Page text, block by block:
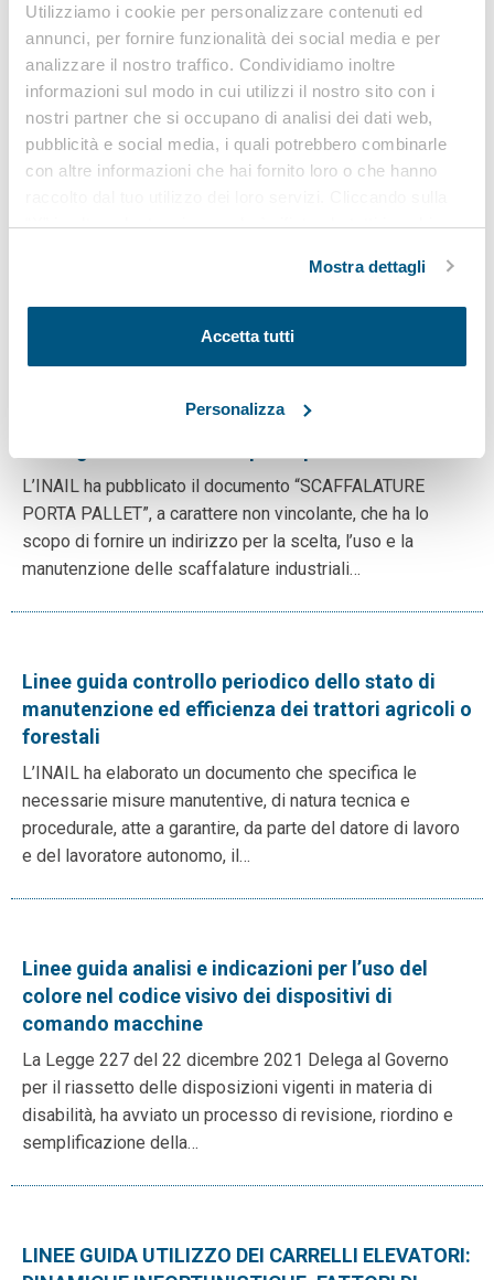
Utilizziamo i cookie per personalizzare contenuti ed
annunci, per fornire funzionalità dei social media e per
analizzare il nostro traffico. Condividiamo inoltre
informazioni sul modo in cui utilizzi il nostro sito con i
nostri partner che si occupano di analisi dei dati web,
pubblicità e social media, i quali potrebbero combinarle
con altre informazioni che hai fornito loro o che hanno
“X” in alto a destra si procederà rifiutando tutti i cookie,
Mostra dettagli
Accetta tutti
Personalizza
accrescere il livello di sicurezza negli ambienti di lavoro.
Le…
Linee guida macchine per cantiere e costruzione
L’INAIL ha pubblicato il documento “Macchine per cantiere
e costruzione – L’accertamento tecnico per la sicurezza
delle macchine per cantiere e costruzione” partendo dalle
informazioni ricavate dalla banca dati, che…
L’INAIL ha pubblicato il documento “SCAFFALATURE
PORTA PALLET”, a carattere non vincolante, che ha lo
scopo di fornire un indirizzo per la scelta, l’uso e la
manutenzione delle scaffalature industriali…
Linee guida controllo periodico dello stato di
manutenzione ed efficienza dei trattori agricoli o
forestali
L’INAIL ha elaborato un documento che specifica le
necessarie misure manutentive, di natura tecnica e
procedurale, atte a garantire, da parte del datore di lavoro
e del lavoratore autonomo, il…
Linee guida analisi e indicazioni per l’uso del
colore nel codice visivo dei dispositivi di
comando macchine
La Legge 227 del 22 dicembre 2021 Delega al Governo
per il riassetto delle disposizioni vigenti in materia di
disabilità, ha avviato un processo di revisione, riordino e
semplificazione della…
LINEE GUIDA UTILIZZO DEI CARRELLI ELEVATORI: